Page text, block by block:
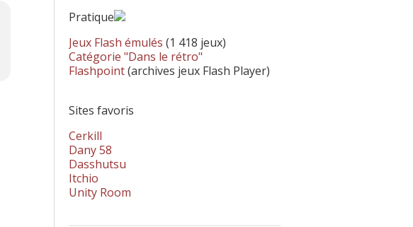
Pratique
Jeux Flash émulés (1 418 jeux)
Catégorie "Dans le rétro"
Flashpoint(archives jeux Flash Player)
Sites favoris
Cerkill
Dany 58
Dasshutsu
Itchio
Unity Room